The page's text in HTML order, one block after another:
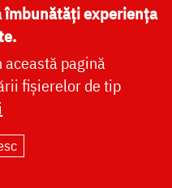
jertfă bucurie
îmbunătăți experiența
pagină
fișierelor de tip